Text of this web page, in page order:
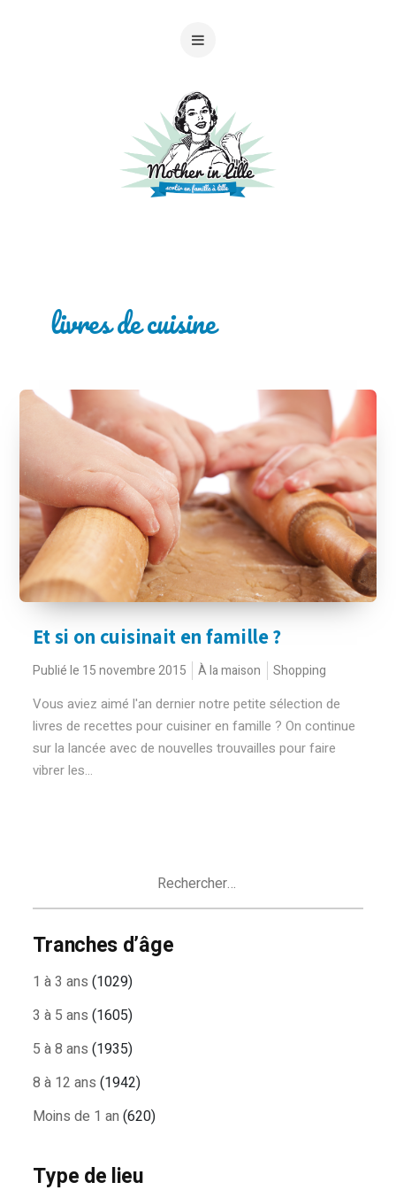
livres de cuisine
Et si on cuisinait en famille ?
Publié le 15 novembre 2015 À la maison Shopping
Vous aviez aimé l'an dernier notre petite sélection de
livres de recettes pour cuisiner en famille ? On continue
sur la lancée avec de nouvelles trouvailles pour faire
vibrer les...
Tranches d’âge
1 à 3 ans (1029)
3 à 5 ans (1605)
5 à 8 ans (1935)
8 à 12 ans (1942)
Moins de 1 an (620)
Type de lieu